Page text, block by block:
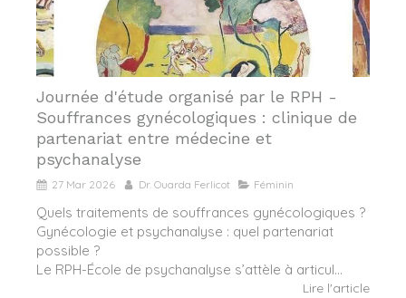
Journée d'étude organisé par le RPH -
Souffrances gynécologiques : clinique de
partenariat entre médecine et
psychanalyse
27 Mar 2026 Dr. Ouarda Ferlicot Féminin
Quels traitements de souffrances gynécologiques ?
Gynécologie et psychanalyse : quel partenariat
possible ?
Le RPH-École de psychanalyse s’attèle à articul...
Lire l'article